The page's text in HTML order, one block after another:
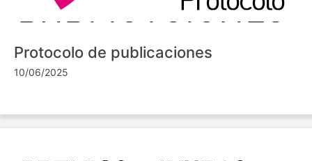
Protocolo de publicaciones
10/06/2025